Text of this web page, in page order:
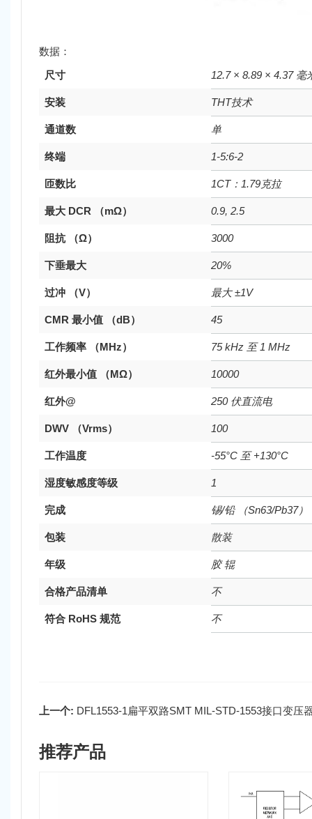
数据：
尺寸
12.7 × 8.89 × 4.37 毫
安装 THT技术
通道数 单
终端 1-5:6-2
匝数比 1CT：1.79克拉
最大 DCR （mΩ） 0.9, 2.5
阻抗 （Ω） 3000
下垂最大 20%
过冲 （V） 最大 ±1V
CMR 最小值 （dB） 45
工作频率 （MHz） 75 kHz 至 1 MHz
红外最小值 （MΩ） 10000
红外@ 250 伏直流电
DWV （Vrms） 100
工作温度 -55°C 至 +130°C
湿度敏感度等级 1
完成 锡/铅 （Sn63/Pb37）
包装 散装
年级 胶 辊
合格产品清单 不
符合 RoHS 规范 不
上一个: DFL1553-1扁平双路SMT MIL-STD-1553接口变压
推荐产品